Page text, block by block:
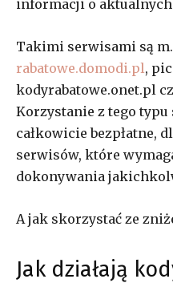
informacji o
Takimi serwisami są
rabatowe.domodi.pl,
kodyrabatowe.onet.pl
Korzystanie z tego
całkowicie bezpłatne,
serwisów, które
dokonywania
A jak skorzystać ze
Jak działają